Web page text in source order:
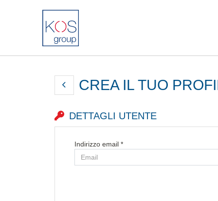
CREA IL TUO
DETTAGLI UTENTE
Indirizzo email *